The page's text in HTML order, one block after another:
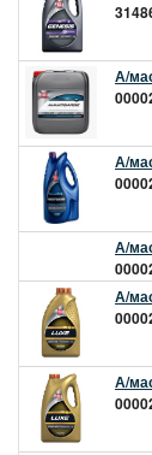
А/
А/
А/
А/
А/